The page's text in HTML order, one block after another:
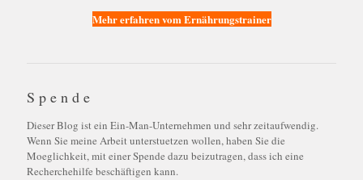
Mehr erfahren vom Ernährungstrainer
Spende
Dieser Blog ist ein Ein-Man-Unternehmen und sehr zeitaufwendig.
Wenn Sie meine Arbeit unterstuetzen wollen, haben Sie die
Moeglichkeit, mit einer Spende dazu beizutragen, dass ich eine
Recherchehilfe beschäftigen kann.